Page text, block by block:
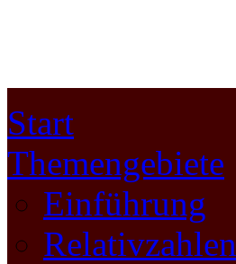
Start
Themengebiete
Einführung
Relativzahlen